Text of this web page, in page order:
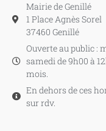
Mairie de Genillé
1 Place Agnès Sorel
37460 Genillé
Ouverte au public :
samedi de 9h00 à
mois.
En dehors de ces
sur rdv.